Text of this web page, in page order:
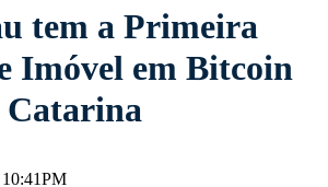
tem a Primeira
Imóvel em Bitcoin
Catarina